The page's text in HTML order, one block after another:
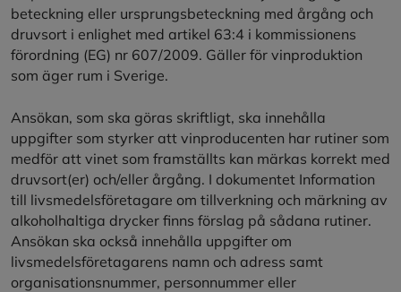
beteckning eller ursprungsbeteckning med årgång och
druvsort i enlighet med artikel 63:4 i kommissionens
förordning (EG) nr 607/2009. Gäller för vinproduktion
som äger rum i Sverige.
Ansökan, som ska göras skriftligt, ska innehålla
uppgifter som styrker att vinproducenten har rutiner som
medför att vinet som framställts kan märkas korrekt med
druvsort(er) och/eller årgång. I dokumentet Information
till livsmedelsföretagare om tillverkning och märkning av
alkoholhaltiga drycker finns förslag på sådana rutiner.
Ansökan ska också innehålla uppgifter om
livsmedelsföretagarens namn och adress samt
organisationsnummer, personnummer eller